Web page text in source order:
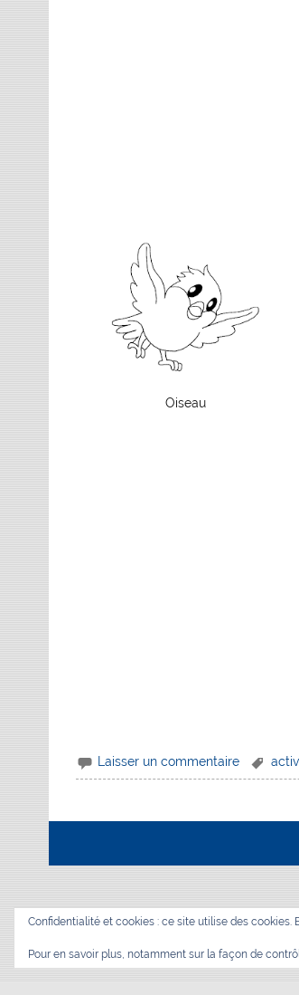
Oiseau
Laisser un commentaire
Confidentialité et cookies : ce site utilise des
Pour en savoir plus, notamment sur la façon de